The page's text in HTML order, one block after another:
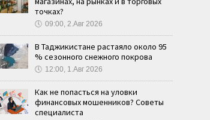
точках?
🕔 09:00, 2.Авг 2026
В Таджикистане растаяло около 95
% сезонного снежного покрова
🕔 12:00, 1.Авг 2026
Как не попасться на уловки
финансовых мошенников? Советы
специалиста